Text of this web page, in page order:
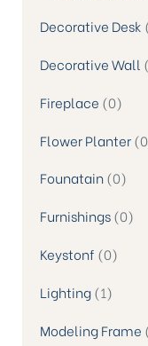
Decorative Desk
Decorative Wall
Fireplace 0
Flower Planter 0
Founatain 0
Furnishings 0
Keystonf 0
Lighting 1
Modeling Frame